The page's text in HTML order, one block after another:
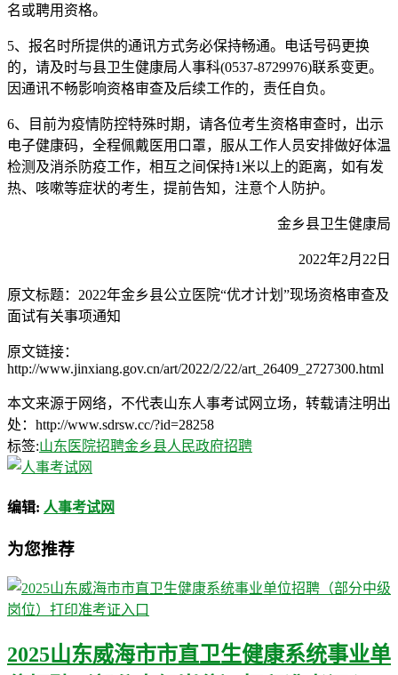
名或聘用资格。
5、报名时所提供的通讯方式务必保持畅通。电话号码更换
的，请及时与县卫生健康局人事科(0537-8729976)联系变更。
因通讯不畅影响资格审查及后续工作的，责任自负。
6、目前为疫情防控特殊时期，请各位考生资格审查时，出示
电子健康码，全程佩戴医用口罩，服从工作人员安排做好体温
检测及消杀防疫工作，相互之间保持1米以上的距离，如有发
热、咳嗽等症状的考生，提前告知，注意个人防护。
金乡县卫生健康局
2022年2月22日
原文标题：2022年金乡县公立医院“优才计划”现场资格审查及
面试有关事项通知
原文链接：
http://www.jinxiang.gov.cn/art/2022/2/22/art_26409_2727300.html
本文来源于网络，不代表山东人事考试网立场，转载请注明出
处：http://www.sdrsw.cc/?id=28258
标签:山东医院招聘金乡县人民政府招聘
编辑: 人事考试网
为您推荐
2025山东威海市市直卫生健康系统事业单